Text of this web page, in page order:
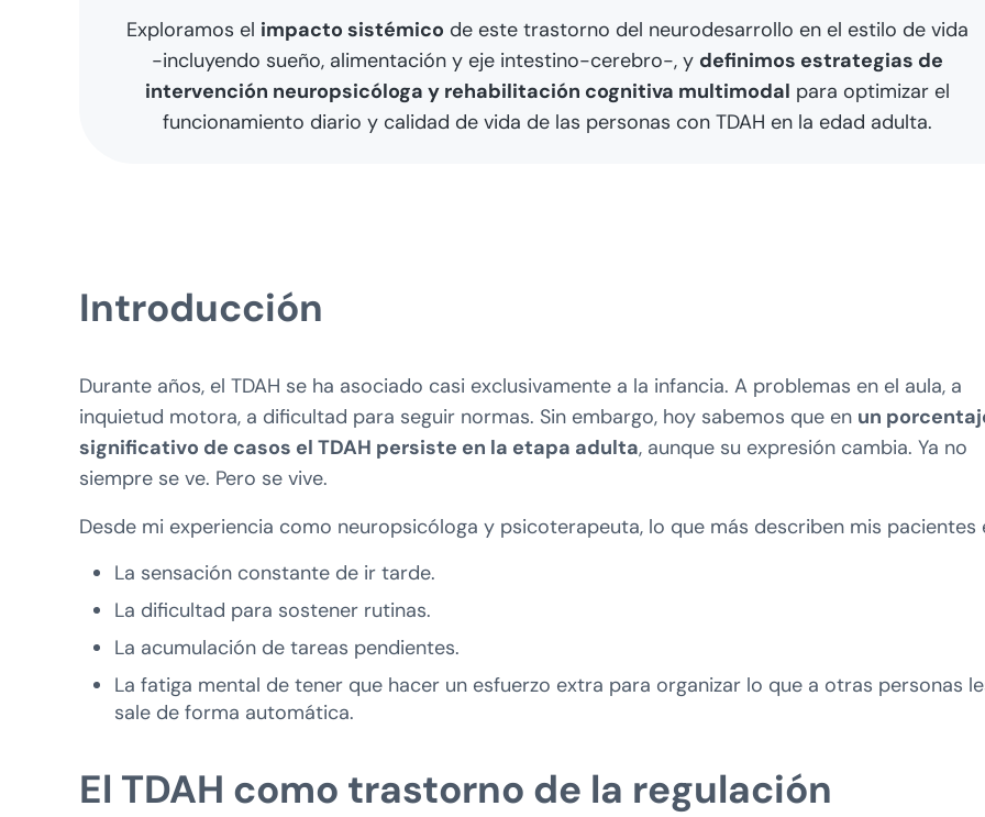
Exploramos el impacto sistémico de este trastorno del neurodesarrollo en el estilo de vida
-incluyendo sueño, alimentación y eje intestino-cerebro-, y definimos estrategias de
intervención neuropsicóloga y rehabilitación cognitiva multimodal para optimizar el
funcionamiento diario y calidad de vida de las personas con TDAH en la edad adulta.
Introducción
Durante años, el TDAH se ha asociado casi exclusivamente a la infancia. A problemas en el aula, a
inquietud motora, a dificultad para seguir normas. Sin embargo, hoy sabemos que en un
significativo de casos el TDAH persiste en la etapa adulta, aunque su expresión cambia. Ya no
siempre se ve. Pero se vive.
Desde mi experiencia como neuropsicóloga y psicoterapeuta, lo que más describen mis pacientes
La sensación constante de ir tarde.
La dificultad para sostener rutinas.
La acumulación de tareas pendientes.
La fatiga mental de tener que hacer un esfuerzo extra para organizar lo que a otras personas
sale de forma automática.
El TDAH como trastorno de la regulación